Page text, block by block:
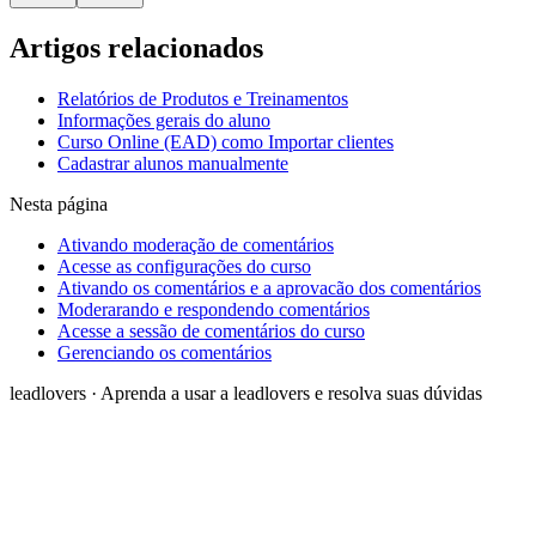
Artigos relacionados
Relatórios de Produtos e Treinamentos
Informações gerais do aluno
Curso Online (EAD) como Importar clientes
Cadastrar alunos manualmente
Nesta página
Ativando moderação de comentários
Acesse as configurações do curso
Ativando os comentários e a aprovacão dos comentários
Moderarando e respondendo comentários
Acesse a sessão de comentários do curso
Gerenciando os comentários
leadlovers · Aprenda a usar a leadlovers e resolva suas dúvidas